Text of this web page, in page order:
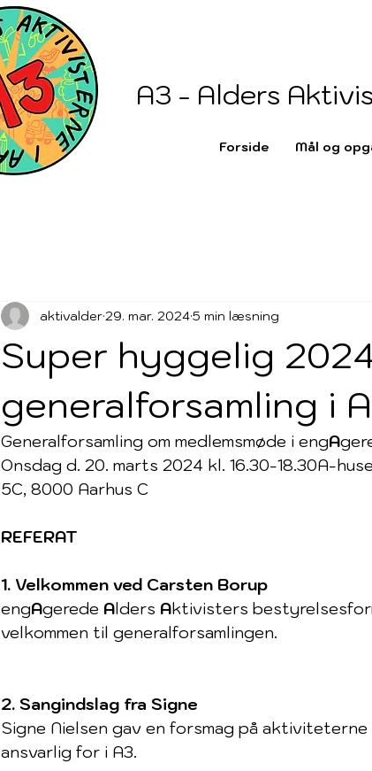
A3 - Alders
Forside Mål og
Super hyggelig
generalforsamling i
aktivalder 29. mar. 20245 min læsning
Generalforsamling om medlemsmøde i engA
Onsdag d. 20. marts 2024 kl. 16.30-18.30A-
5C, 8000 Aarhus C
REFERAT
1. Velkommen ved Carsten Borup
engAgerede Alders Aktivisters
velkommen til generalforsamlingen.
2. Sangindslag fra Signe
Signe Nielsen gav en forsmag på
ansvarlig for i A3.